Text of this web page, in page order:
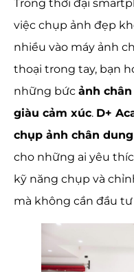
Trong thời đại
việc chụp ảnh đẹp
nhiều vào máy ảnh
thoại trong tay, bạn
những bức ảnh
giàu cảm xúc. D+
chụp ảnh chân
cho những ai yêu
kỹ năng chụp và
mà không cần đầu